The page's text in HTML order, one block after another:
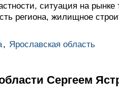
ситуация на рынке
региона, жилищное
, Ярославская область
Сергеем